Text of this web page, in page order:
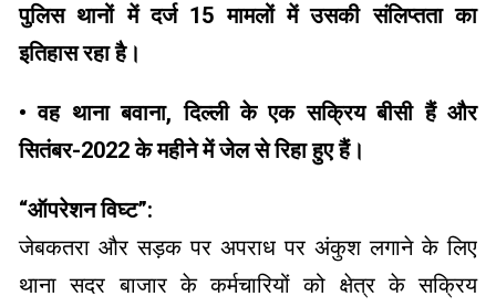
पुलिस थानों में दर्ज 15 मामलों में उसकी संलिप्तता का
इतिहास रहा है।
• वह थाना बवाना, दिल्ली के एक सक्रिय बीसी हैं और
सितंबर-2022 के महीने में जेल से रिहा हुए हैं।
“ऑपरेशन विघ्ट”:
जेबकतरा और सड़क पर अपराध पर अंकुश लगाने के लिए
थाना सदर बाजार के कर्मचारियों को क्षेत्र के सक्रिय